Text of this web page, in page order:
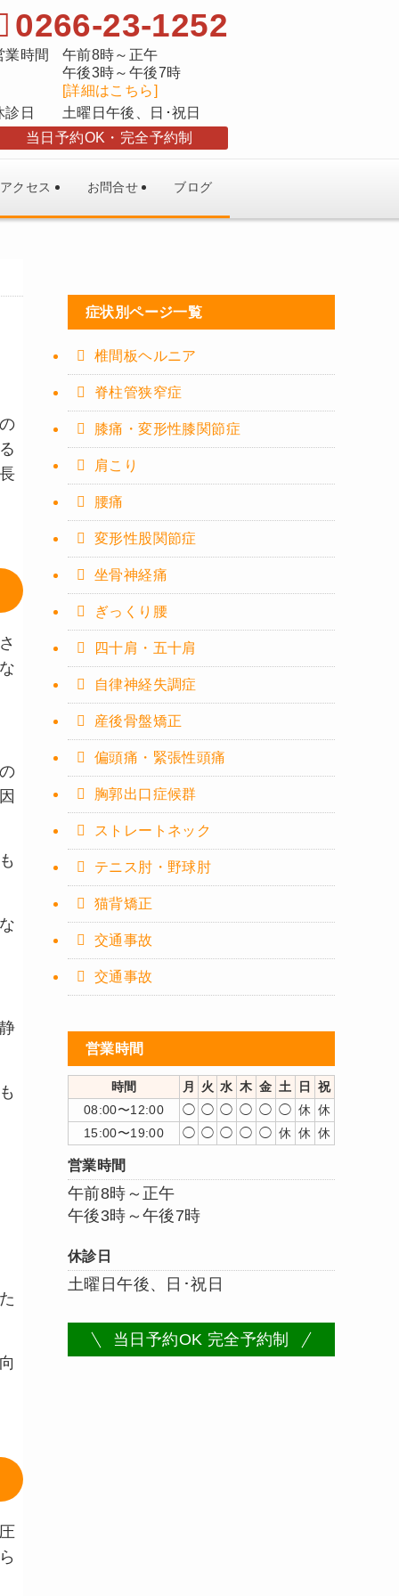
0266-23-1252
業時間
午前8時～正午
午後3時～午後7時
[詳細はこちら]
診日
土曜日午後、日･祝日
当日予約OK
完全予約制
アクセス お問合せ ブログ
症状別ページ一覧
椎間板ヘルニア
脊柱管狭窄症
膝痛・変形性膝関節症
肩こり
腰痛
変形性股関節症
坐骨神経痛
ぎっくり腰
四十肩・五十肩
自律神経失調症
産後骨盤矯正
偏頭痛・緊張性頭痛
胸郭出口症候群
ストレートネック
テニス肘・野球肘
猫背矯正
交通事故
交通事故
営業時間
時間 月 火 水 木 金 土 日
祝
08:00〜12:00
◯ ◯ ◯ ◯ ◯ ◯ 休 休
15:00〜19:00
◯ ◯ ◯ ◯ ◯ 休 休 休
営業時間
午前8時～正午
午後3時～午後7時
休診日
土曜日午後、日･祝日
当日予約OK 完全予約制